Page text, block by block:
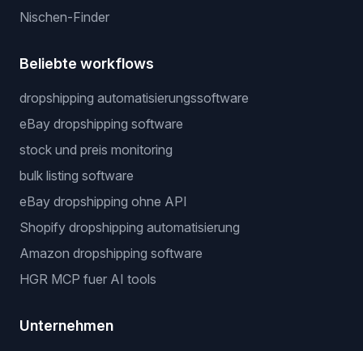
Nischen-Finder
Beliebte workflows
dropshipping automatisierungssoftware
eBay dropshipping software
stock und preis monitoring
bulk listing software
eBay dropshipping ohne API
Shopify dropshipping automatisierung
Amazon dropshipping software
HGR MCP fuer AI tools
Unternehmen